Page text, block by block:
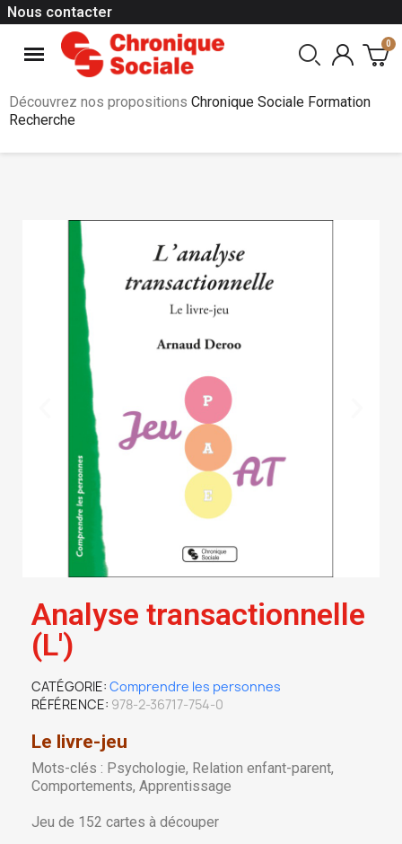
Nous contacter
Découvrez nos propositions Chronique Sociale Formation
Recherche
Analyse transactionnelle
(L')
CATÉGORIE Comprendre les personnes
RÉFÉRENCE 978-2-36717-754-0
Le livre-jeu
Mots-clés : Psychologie, Relation enfant-parent,
Comportements, Apprentissage
Jeu de 152 cartes à découper